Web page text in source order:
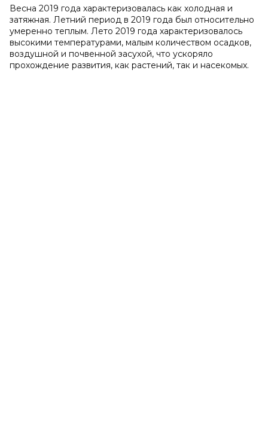
Весна 2019 года характеризовалась как холодная и
затяжная. Летний период в 2019 года был относительно
умеренно теплым. Лето 2019 года характеризовалось
высокими температурами, малым количеством осадков,
воздушной и почвенной засухой, что ускоряло
прохождение развития, как растений, так и насекомых.